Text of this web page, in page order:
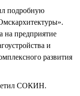
подробную
на предприятие
и
развития
СОКИН.